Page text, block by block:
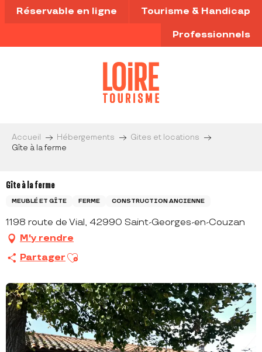
Aller
au
principal
Réservable en ligne Tourisme & Handicap
Professionnels
Accueil Hébergements
Gites et locations
Gîte à la ferme
Gîte à la ferme
MEUBLÉ ET GÎTE FERME CONSTRUCTION ANCIENNE
1198 route de Vial, 42990 Saint-Georges-en-Couzan
M'y rendre
Partager Ajouter aux favoris